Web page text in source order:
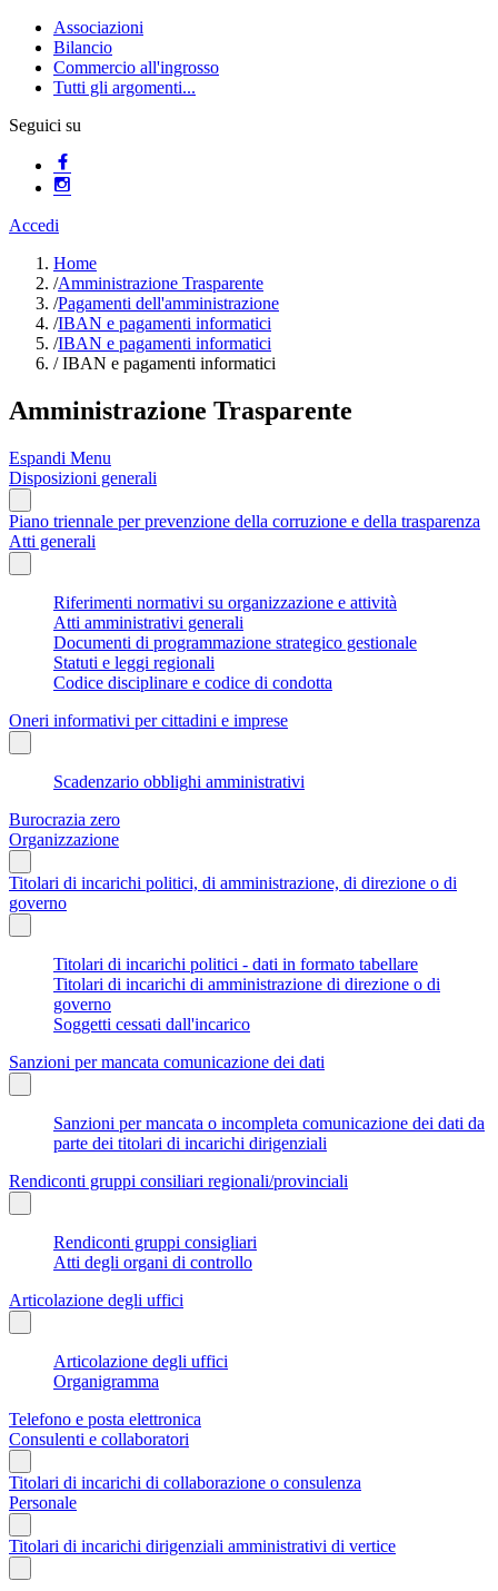
Associazioni
Bilancio
Commercio all'ingrosso
Tutti gli argomenti...
Seguici su
Accedi
Home
/Amministrazione Trasparente
/Pagamenti dell'amministrazione
/IBAN e pagamenti informatici
/IBAN e pagamenti informatici
/IBAN e pagamenti informatici
Amministrazione Trasparente
Espandi Menu
Disposizioni generali
Piano triennale per prevenzione della corruzione e della trasparenza
Atti generali
Riferimenti normativi su organizzazione e attività
Atti amministrativi generali
Documenti di programmazione strategico gestionale
Statuti e leggi regionali
Codice disciplinare e codice di condotta
Oneri informativi per cittadini e imprese
Scadenzario obblighi amministrativi
Burocrazia zero
Organizzazione
Titolari di incarichi politici, di amministrazione, di direzione o di
governo
Titolari di incarichi politici - dati in formato tabellare
Titolari di incarichi di amministrazione di direzione o di
governo
Soggetti cessati dall'incarico
Sanzioni per mancata comunicazione dei dati
Sanzioni per mancata o incompleta comunicazione dei dati da
parte dei titolari di incarichi dirigenziali
Rendiconti gruppi consiliari regionali/provinciali
Rendiconti gruppi consigliari
Atti degli organi di controllo
Articolazione degli uffici
Articolazione degli uffici
Organigramma
Telefono e posta elettronica
Consulenti e collaboratori
Titolari di incarichi di collaborazione o consulenza
Personale
Titolari di incarichi dirigenziali amministrativi di vertice